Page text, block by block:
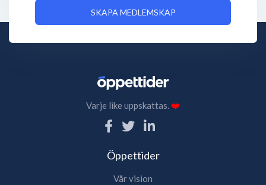
SKAPA MEDLEMSKAP
Varje like uppskattas.❤️
Öppettider
Vår vision